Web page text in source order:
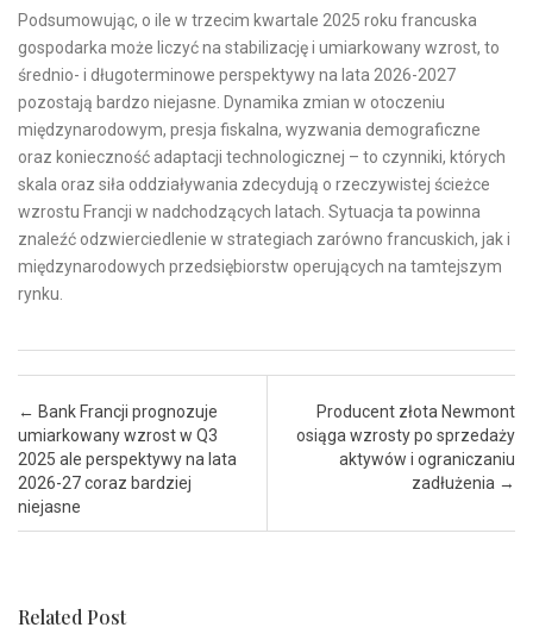
Podsumowując, o ile w trzecim kwartale 2025 roku francuska
gospodarka może liczyć na stabilizację i umiarkowany wzrost, to
średnio- i długoterminowe perspektywy na lata 2026-2027
pozostają bardzo niejasne. Dynamika zmian w otoczeniu
międzynarodowym, presja fiskalna, wyzwania demograficzne
oraz konieczność adaptacji technologicznej – to czynniki, których
skala oraz siła oddziaływania zdecydują o rzeczywistej ścieżce
wzrostu Francji w nadchodzących latach. Sytuacja ta powinna
znaleźć odzwierciedlenie w strategiach zarówno francuskich, jak i
międzynarodowych przedsiębiorstw operujących na tamtejszym
rynku.
Post navigation
← Bank Francji prognozuje
umiarkowany wzrost w Q3
2025 ale perspektywy na lata
2026-27 coraz bardziej
niejasne
Producent złota Newmont
osiąga wzrosty po sprzedaży
aktywów i ograniczaniu
zadłużenia →
Related Post